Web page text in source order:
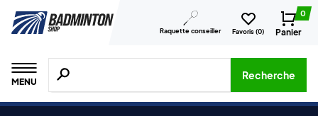
Raquette conseiller Favoris (0)
0
Panier
MENU
Recherche de produits, de marques, etc.
Recherche